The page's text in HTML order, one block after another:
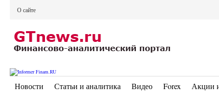
О сайте
Новости Статьи и аналитика Видео Forex Акции